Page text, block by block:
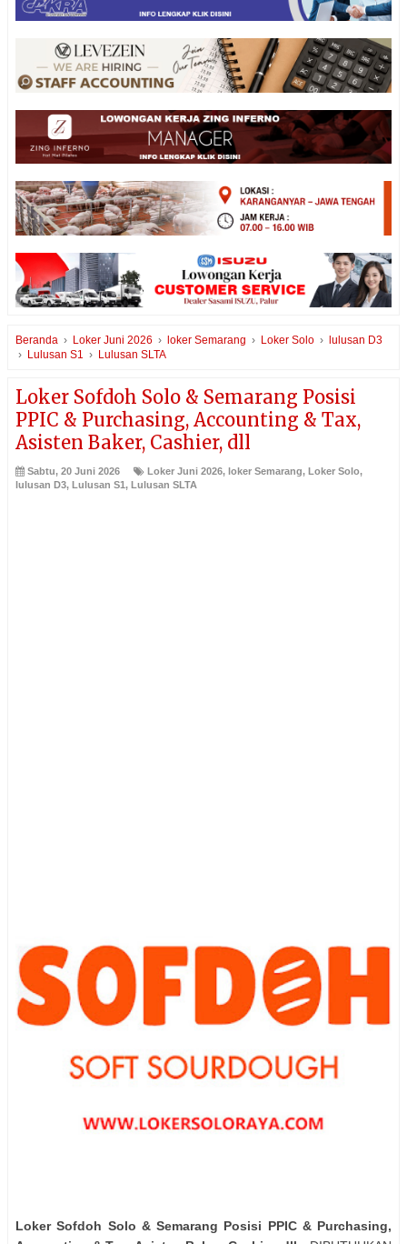
Beranda › Loker Juni 2026 › loker Semarang › Loker Solo › lulusan D3
› Lulusan S1 › Lulusan SLTA
Loker Sofdoh Solo & Semarang Posisi
PPIC & Purchasing, Accounting & Tax,
Asisten Baker, Cashier, dll
Sabtu, 20 Juni 2026 Loker Juni 2026, loker Semarang, Loker Solo,
lulusan D3, Lulusan S1, Lulusan SLTA
Loker Sofdoh Solo & Semarang Posisi PPIC & Purchasing,